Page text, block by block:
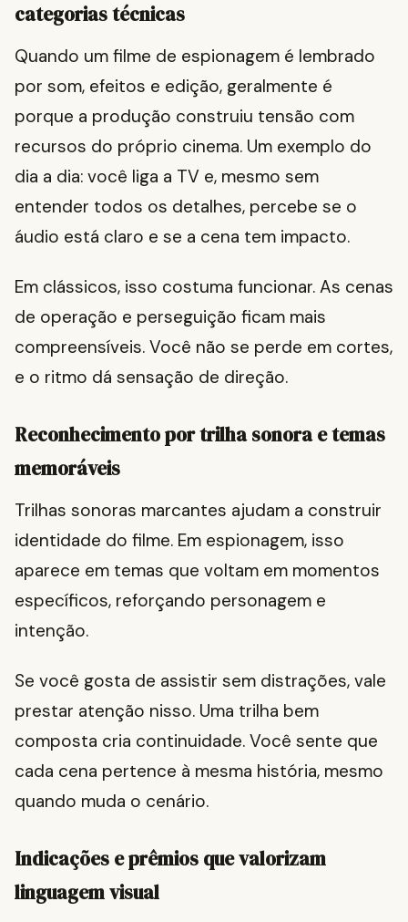
categorias técnicas
Quando um filme de espionagem é lembrado
por som, efeitos e edição, geralmente é
porque a produção construiu tensão com
recursos do próprio cinema. Um exemplo do
dia a dia: você liga a TV e, mesmo sem
entender todos os detalhes, percebe se o
áudio está claro e se a cena tem impacto.
Em clássicos, isso costuma funcionar. As cenas
de operação e perseguição ficam mais
compreensíveis. Você não se perde em cortes,
e o ritmo dá sensação de direção.
Reconhecimento por trilha sonora e temas
memoráveis
Trilhas sonoras marcantes ajudam a construir
identidade do filme. Em espionagem, isso
aparece em temas que voltam em momentos
específicos, reforçando personagem e
intenção.
Se você gosta de assistir sem distrações, vale
prestar atenção nisso. Uma trilha bem
composta cria continuidade. Você sente que
cada cena pertence à mesma história, mesmo
quando muda o cenário.
Indicações e prêmios que valorizam
linguagem visual